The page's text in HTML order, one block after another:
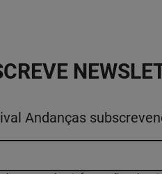
Andanças